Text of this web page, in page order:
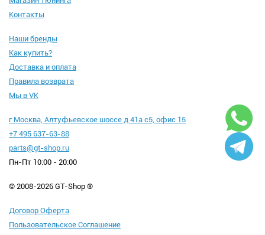
Контакты
Наши бренды
Как купить?
Доставка и оплата
Правила возврата
Мы в VK
г Москва, Алтуфьевское шоссе д 41а с5, офис 15
+7 495 637-63-88
parts@gt-shop.ru
Пн-Пт 10:00 - 20:00
© 2008-2026 GT-Shop ®
Договор Оферта
Пользовательское Соглашение